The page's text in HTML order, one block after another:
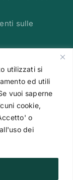
utilizzati si
ed utili
vuoi saperne
cookie,
o
dei
sulle